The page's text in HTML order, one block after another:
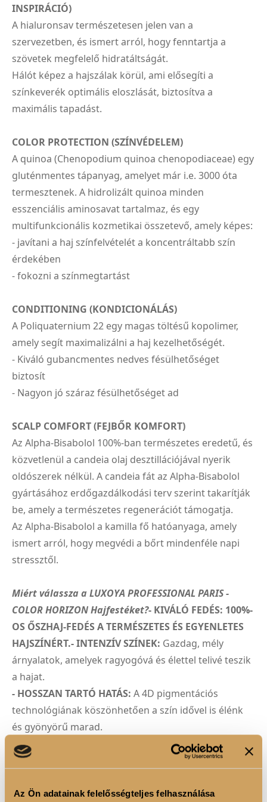
Az Ön adatainak felelősségteljes felhasználása
INSPIRÁCIÓ)
A hialuronsav természetesen jelen van a
szervezetben, és ismert arról, hogy fenntartja a
szövetek megfelelő hidratáltságát.
Hálót képez a hajszálak körül, ami elősegíti a
színkeverék optimális eloszlását, biztosítva a
maximális tapadást.
COLOR PROTECTION (SZÍNVÉDELEM)
A quinoa (Chenopodium quinoa chenopodiaceae) egy
gluténmentes tápanyag, amelyet már i.e. 3000 óta
termesztenek. A hidrolizált quinoa minden
esszenciális aminosavat tartalmaz, és egy
multifunkcionális kozmetikai összetevő, amely képes:
- javítani a haj színfelvételét a koncentráltabb szín
érdekében
- fokozni a színmegtartást
CONDITIONING (KONDICIONÁLÁS)
A Poliquaternium 22 egy magas töltésű kopolimer,
amely segít maximalizálni a haj kezelhetőségét.
- Kiváló gubancmentes nedves fésülhetőséget
biztosít
- Nagyon jó száraz fésülhetőséget ad
SCALP COMFORT (FEJBŐR KOMFORT)
Az Alpha-Bisabolol 100%-ban természetes eredetű, és
közvetlenül a candeia olaj desztillációjával nyerik
oldószerek nélkül. A candeia fát az Alpha-Bisabolol
gyártásához erdőgazdálkodási terv szerint takarítják
be, amely a természetes regenerációt támogatja.
Az Alpha-Bisabolol a kamilla fő hatóanyaga, amely
ismert arról, hogy megvédi a bőrt mindenféle napi
stressztől.
Miért válassza a LUXOYA PROFESSIONAL PARIS -
COLOR HORIZON Hajfestéket?- KIVÁLÓ FEDÉS: 100%-
OS ŐSZHAJ-FEDÉS A TERMÉSZETES ÉS EGYENLETES
HAJSZÍNÉRT.- INTENZÍV SZÍNEK: Gazdag, mély
árnyalatok, amelyek ragyogóvá és élettel telivé teszik
a hajat.
- HOSSZAN TARTÓ HATÁS: A 4D pigmentációs
technológiának köszönhetően a szín idővel is élénk
és gyönyörű marad.
- ÁPOLÓ ÖSSZETEVŐK:
A hialuronsav és az alpha-
bisabolol gondoskodik a haj és a fejbőr egészségéről.
fodrászok és szalonok számára fejlesztették ki, hogy